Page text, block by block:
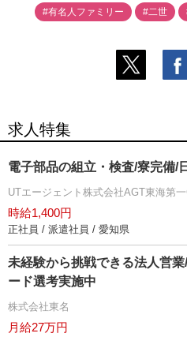
#有名人ファミリー #二世
求人特集
電子部品の組立・検査/寮完備/
UTエージェント株式会社AGT東海第
時給1,400円
正社員 / 派遣社員 / 愛知県
未経験から挑戦できる法人営
ード選考実施中
株式会社東名
月給27万円